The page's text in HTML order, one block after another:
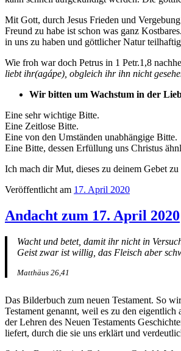
Mit Gott, durch Jesus Frieden und
Freund zu habe ist schon was ganz
in uns zu haben und göttlicher Natur
Wie froh war doch Petrus in 1 Petr.1,8
liebt ihr(agápe), obgleich ihr ihn nicht
Wir bitten um Wachstum in der
Eine sehr wichtige Bitte.
Eine Zeitlose Bitte.
Eine von den Umständen unabhängige Bitte.
Eine Bitte, dessen Erfüllung uns Christus
Ich mach dir Mut, dieses zu deinem Gebet zu
Veröffentlicht am 17. April 2020
Andacht zum 17. April 2020
Wacht und betet, damit ihr nicht in
Geist zwar ist willig, das Fleisch aber
Matthäus 26,41
Das Bilderbuch zum neuen Testament. So
Testament genannt, weil es zu den eigentlich
der Lehren des Neuen Testaments
liefert, durch die sie uns erklärt und